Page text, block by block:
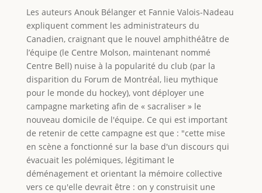
Les auteurs Anouk Bélanger et Fannie Valois-Nadeau
expliquent comment les administrateurs du
Canadien, craignant que le nouvel amphithéâtre de
l’équipe (le Centre Molson, maintenant nommé
Centre Bell) nuise à la popularité du club (par la
disparition du Forum de Montréal, lieu mythique
pour le monde du hockey), vont déployer une
campagne marketing afin de « sacraliser » le
nouveau domicile de l'équipe. Ce qui est important
de retenir de cette campagne est que : "cette mise
en scène a fonctionné sur la base d'un discours qui
évacuait les polémiques, légitimant le
déménagement et orientant la mémoire collective
vers ce qu'elle devrait être : on y construisit une